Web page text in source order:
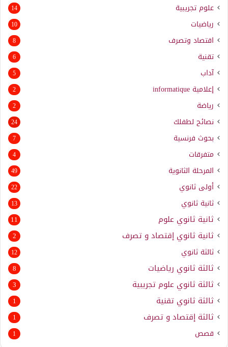
علوم تجريبية 14
رياضيات 10
اقتصاد وتصرف 8
تقنية 6
آداب 5
إعلامية informatique
2
رياضة 2
نصائح لطفلك 24
بحوث فرنسية 7
متفرقات 4
المرحلة الثانوية 49
أولى ثانوي 22
ثانية ثانوي 13
ثانية ثانوي علوم 11
ثانية ثانوي إقتصاد و تصرف 2
ثالثة ثانوي 12
ثالثة ثانوي رياضيات 8
ثالثة ثانوي علوم تجريبية 3
ثالثة ثانوي تقنية 1
ثالثة إقتصاد و تصرف 1
قصص 1